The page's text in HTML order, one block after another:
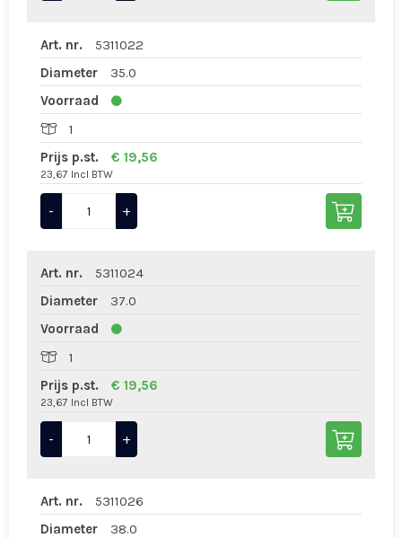
Art. nr.
5311022
Diameter
35.0
Voorraad
1
Prijs p.st.
€ 19,56
23,67 Incl BTW
- +
Art. nr.
5311024
Diameter
37.0
Voorraad
1
Prijs p.st.
€ 19,56
23,67 Incl BTW
- +
Art. nr.
5311026
Diameter
38.0